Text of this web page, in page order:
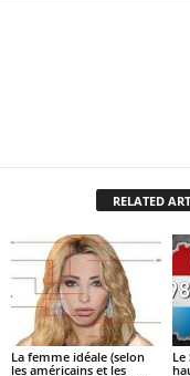
RELATED
La femme idéale (selon
les américains et les
Le